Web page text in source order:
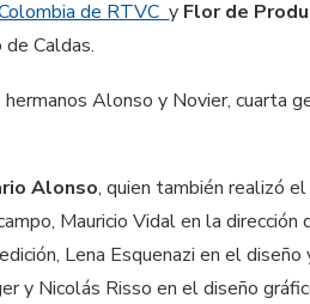
de RTVCy Flor de
Caldas.
Alonso y Novier, cuarta
Alonso, quien también realizó
Mauricio Vidal en la
Lena Esquenazi en el
y Nicolás Risso en el diseño